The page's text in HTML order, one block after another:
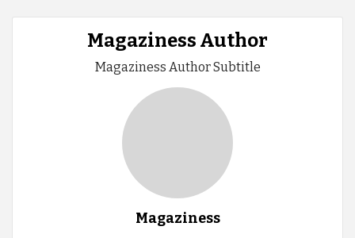
Magaziness Author
Magaziness Author Subtitle
Magaziness